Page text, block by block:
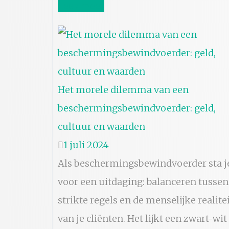
Het morele dilemma van een
beschermingsbewindvoerder: geld,
cultuur en waarden
1 juli 2024
Als beschermingsbewindvoerder sta
voor een uitdaging: balanceren tussen
strikte regels en de menselijke
van je cliënten. Het lijkt een zwart-wit